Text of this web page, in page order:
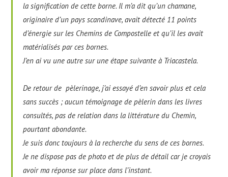
la signification de cette borne. Il m’a dit qu’un chamane,
originaire d’un pays scandinave, avait détecté 11 points
d’énergie sur les Chemins de Compostelle et qu’il les avait
matérialisés par ces bornes.
J’en ai vu une autre sur une étape suivante à Triacastela.
De retour de pèlerinage, j’ai essayé d’en savoir plus et cela
sans succès ; aucun témoignage de pèlerin dans les livres
consultés, pas de relation dans la littérature du Chemin,
pourtant abondante.
Je suis donc toujours à la recherche du sens de ces bornes.
Je ne dispose pas de photo et de plus de détail car je croyais
avoir ma réponse sur place dans l’instant.